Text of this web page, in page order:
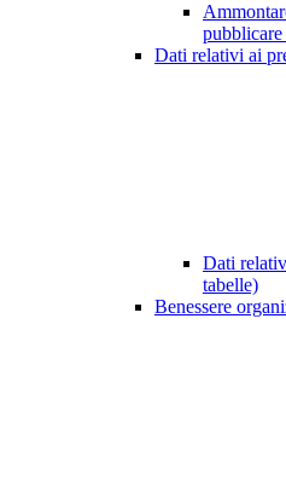
Dati relativi ai
Dati
tabelle)
Benessere